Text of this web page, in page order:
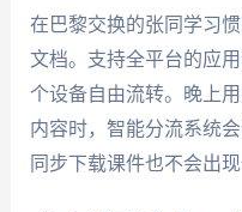
在巴黎交换的张同学习
文档。支持全平台的应
个设备自由流转。晚上
内容时，智能分流系统
同步下载课件也不会出现